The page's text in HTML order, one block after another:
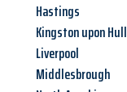
Hastings
Kingston upon Hull
Liverpool
Middlesbrough